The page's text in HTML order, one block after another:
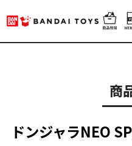
商
ドンジャラNEO